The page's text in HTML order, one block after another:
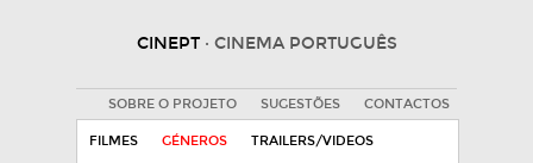
CINEPT · CINEMA PORTUGUÊS
SOBRE O PROJETO SUGESTÕES CONTACTOS
FILMES GÉNEROS TRAILERS/VIDEOS